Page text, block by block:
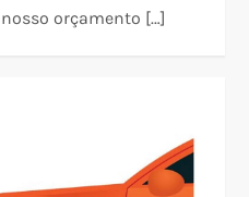
orçamento […]